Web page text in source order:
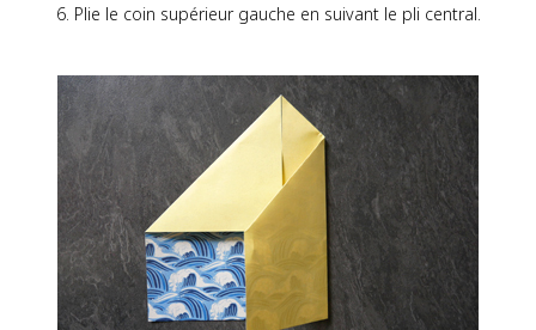
6. Plie le coin supérieur gauche en suivant le pli central.